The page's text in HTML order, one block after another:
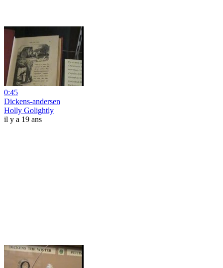
0:45
Dickens-andersen
Holly Golightly
il y a 19 ans